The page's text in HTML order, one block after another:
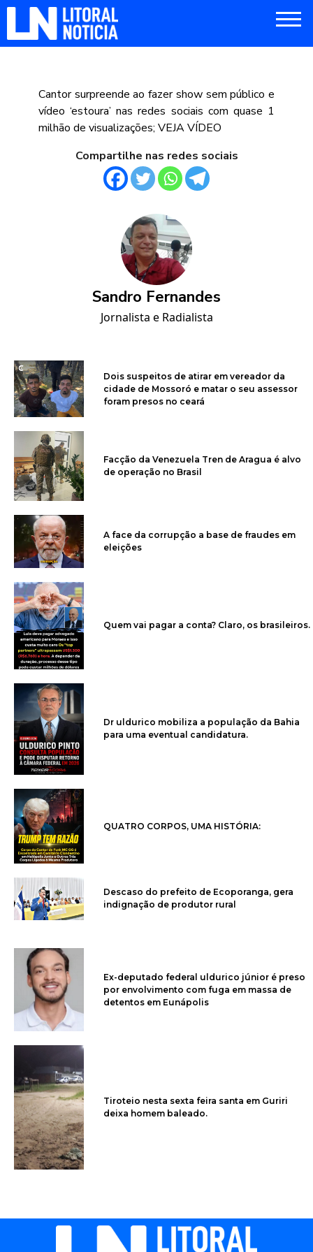
Cantor surpreende ao fazer show sem público e
vídeo ‘estoura’ nas redes sociais com quase 1
milhão de visualizações; VEJA VÍDEO
Compartilhe nas redes sociais
Sandro Fernandes
Jornalista e Radialista
Dois suspeitos de atirar em vereador da
cidade de Mossoró e matar o seu assessor
foram presos no ceará
Facção da Venezuela Tren de Aragua é alvo
de operação no Brasil
A face da corrupção a base de fraudes em
eleições
Quem vai pagar a conta? Claro, os brasileiros.
Dr uldurico mobiliza a população da Bahia
para uma eventual candidatura.
QUATRO CORPOS, UMA HISTÓRIA:
Descaso do prefeito de Ecoporanga, gera
indignação de produtor rural
Ex-deputado federal uldurico júnior é preso
por envolvimento com fuga em massa de
detentos em Eunápolis
Tiroteio nesta sexta feira santa em Guriri
deixa homem baleado.